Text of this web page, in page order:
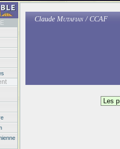
Claude Mutafian / CCAF